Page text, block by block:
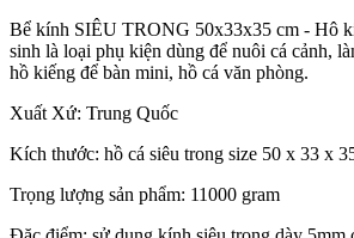
Bể kính SIÊU TRONG 50x33x35 cm - Hô
sinh là loại phụ kiện dùng để nuôi cá cảnh,
hồ kiếng để bàn mini, hồ cá văn phòng.
Xuất Xứ: Trung Quốc
Kích thước: hồ cá siêu trong size 50 x 33 x
Trọng lượng sản phẩm: 11000 gram